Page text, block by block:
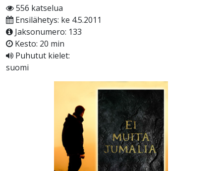
556 katselua
Ensilähetys: ke 4.5.2011
Jaksonumero: 133
Kesto: 20 min
Puhutut kielet:
suomi